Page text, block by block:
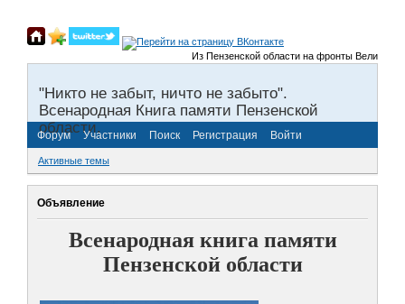
Из Пензенской области на фронты Великой
"Никто не забыт, ничто не забыто".
Всенародная Книга памяти Пензенской
области.
Форум Участники Поиск Регистрация Войти
Активные темы
Объявление
Всенародная книга памяти
Пензенской области